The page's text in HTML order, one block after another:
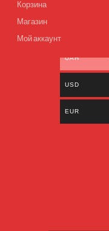
Корзина
Магазин
Мой аккаунт
UAH
USD
EUR